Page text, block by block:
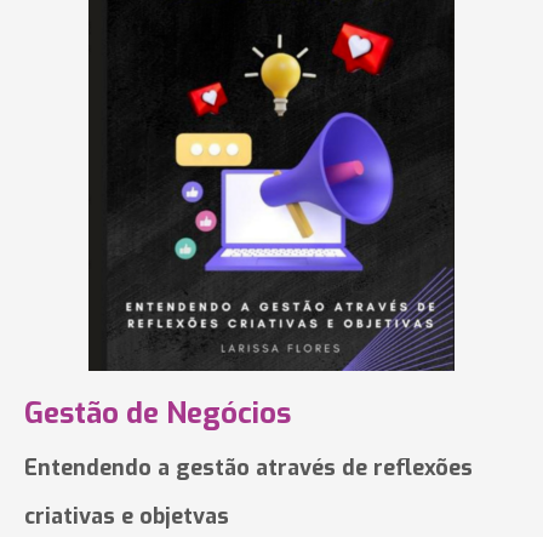
Gestão de Negócios
Entendendo a gestão através de reflexões
criativas e objetvas